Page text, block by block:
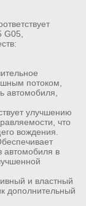
потоком,
автомобиля,
улучшению
что
вождения.
автомобиля в
и властный
дополнительный